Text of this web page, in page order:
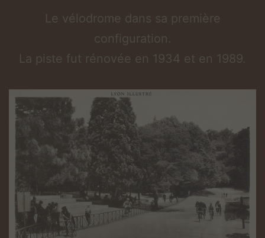
Le vélodrome dans sa première
configuration.
La piste fut rénovée en 1934 et en 1989.